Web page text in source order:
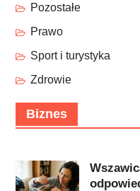
Pozostałe
Prawo
Sport i turystyka
Zdrowie
Biznes